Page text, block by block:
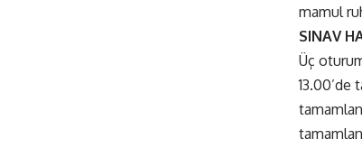
mamul
SINAV
Üç
13.00’de